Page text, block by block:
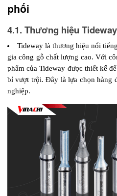
phối
4.1. Thương hiệu Tideway
Tideway là thương hiệu nổi
gia công gỗ chất lượng cao. Với
phẩm của Tideway được thiết kế
bỉ vượt trội. Đây là lựa chọn hàng
nghiệp.